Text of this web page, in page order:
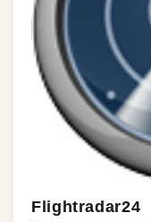
Flightradar24